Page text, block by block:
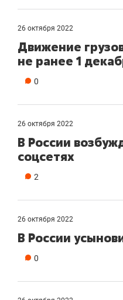
26 октября 2022
Движение
не ранее 1
0
26 октября 2022
В России
соцсетях
2
26 октября 2022
В России
0